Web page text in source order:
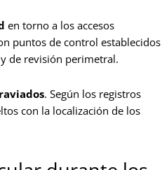
en torno a los accesos
puntos de control establecidos
de revisión perimetral.
. Según los registros
con la localización de los